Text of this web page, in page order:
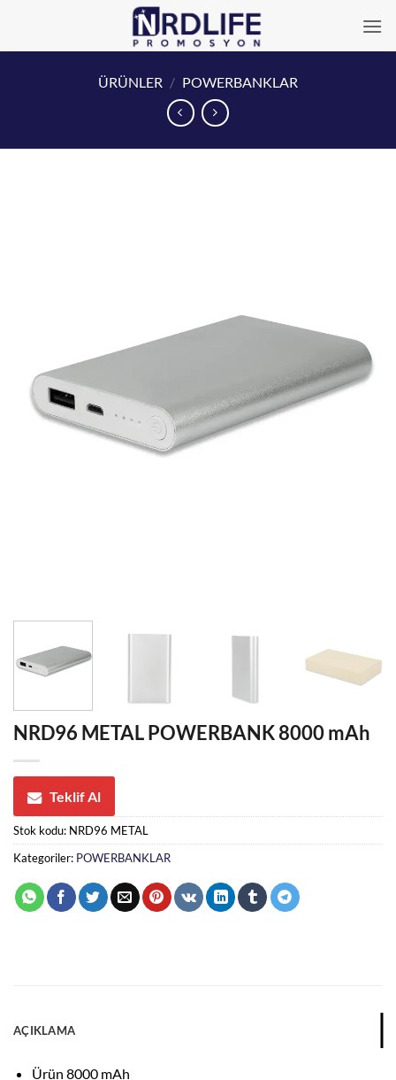
ÜRÜNLER / POWERBANKLAR
NRD96 METAL POWERBANK 8000 mAh
Teklif Al
Stok kodu: NRD96 METAL
Kategoriler: POWERBANKLAR
AÇIKLAMA
Ürün 8000 mAh